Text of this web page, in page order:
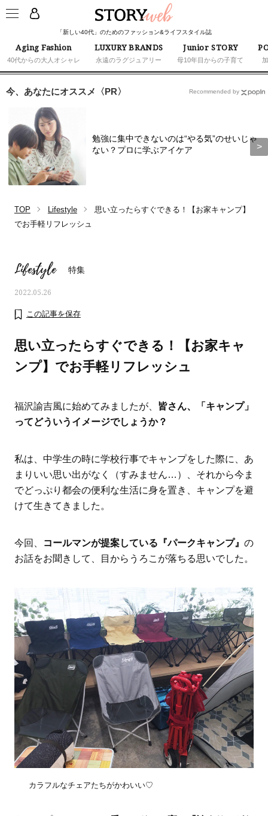
「新しい40代」のためのファッション&ライフスタイル誌
Aging Fashion
40代からの大人オシャレ
LUXURY BRANDS
永遠のラグジュアリー
Junior STORY
母10年目からの子育て
ママとパパに贈る「ジェンダーレ
人気の40代髪型・ヘ
今、あなたにオススメ〈PR〉
勉強に集中できないのは“やる気”のせいじゃ
ない？プロに学ぶアイケア
Recommended by
TOP Lifestyle
思い立ったらすぐできる！【お家キャンプ】
でお手軽リフレッシュ
Lifestyle 特集
2022.05.26
この記事を保存
思い立ったらすぐできる！【お家キャ
ンプ】でお手軽リフレッシュ
福沢諭吉風に始めてみましたが、 皆さん、「キャンプ」
ってどういうイメージでしょうか？
私は、中学生の時に学校行事でキャンプをした際に、あ
まりいい思い出がなく（すみません… ）、それから今ま
でどっぷり都会の便利な生活に身を置き、キャンプを避
けて生きてきました。
今回、 コールマンが提案している『パークキャンプ』 の
お話をお聞きして、目からうろこが落ちる思いでした。
カラフルなチェアたちがかわいい♡